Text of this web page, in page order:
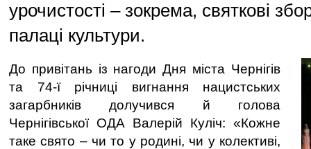
урочистості – зокрема, святкові
палаці культури.
До привітань із нагоди Дня міста Чернігів
та 74-ї річниці вигнання нацистських
загарбників долучився й голова
Чернігівської ОДА Валерій Куліч: «Кожне
таке свято – чи то у родині, чи у колективі,